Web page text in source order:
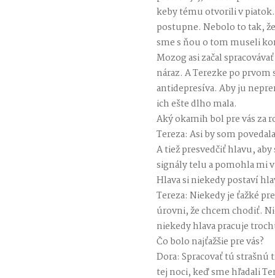
keby tému otvorili v piatok.
postupne. Nebolo to tak,
sme s ňou o tom museli
Mozog asi začal
náraz. A Terezke po
antidepresíva. Aby ju
ich ešte dlho mala.
Aký okamih bol pre vás za
Tereza: Asi by som
A tiež presvedčiť hlavu,
signály telu a pomohla mi
Hlava si niekedy postaví
Tereza: Niekedy je ťažké
úrovni, že chcem chodiť.
niekedy hlava pracuje
Čo bolo najťažšie pre vás?
Dora: Spracovať tú
tej noci, keď sme hľadali